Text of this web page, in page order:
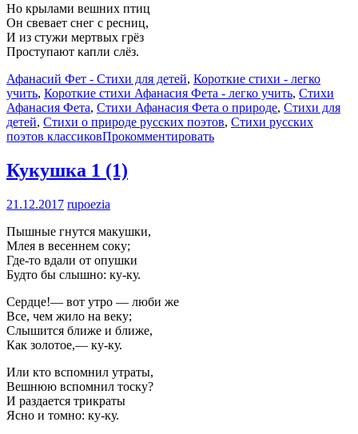
Но крылами вешних птиц
Он свевает снег с ресниц,
И из стужи мертвых грёз
Проступают капли слёз.
Афанасий Фет - Стихи для детей, Короткие стихи - легко
учить, Короткие стихи Афанасия Фета - легко учить, Стихи
Афанасия Фета, Стихи Афанасия Фета о природе, Стихи для
детей, Стихи о природе русских поэтов, Стихи русских
поэтов классиковПрокомментировать
Кукушка 1 (1)
21.12.2017 rupoezia
Пышные гнутся макушки,
Млея в весеннем соку;
Где-то вдали от опушки
Будто бы слышно: ку-ку.
Сердце!— вот утро — люби же
Все, чем жило на веку;
Слышится ближе и ближе,
Как золотое,— ку-ку.
Или кто вспомнил утраты,
Вешнюю вспомнил тоску?
И раздается трикраты
Ясно и томно: ку-ку.